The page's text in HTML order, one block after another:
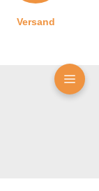
Versand